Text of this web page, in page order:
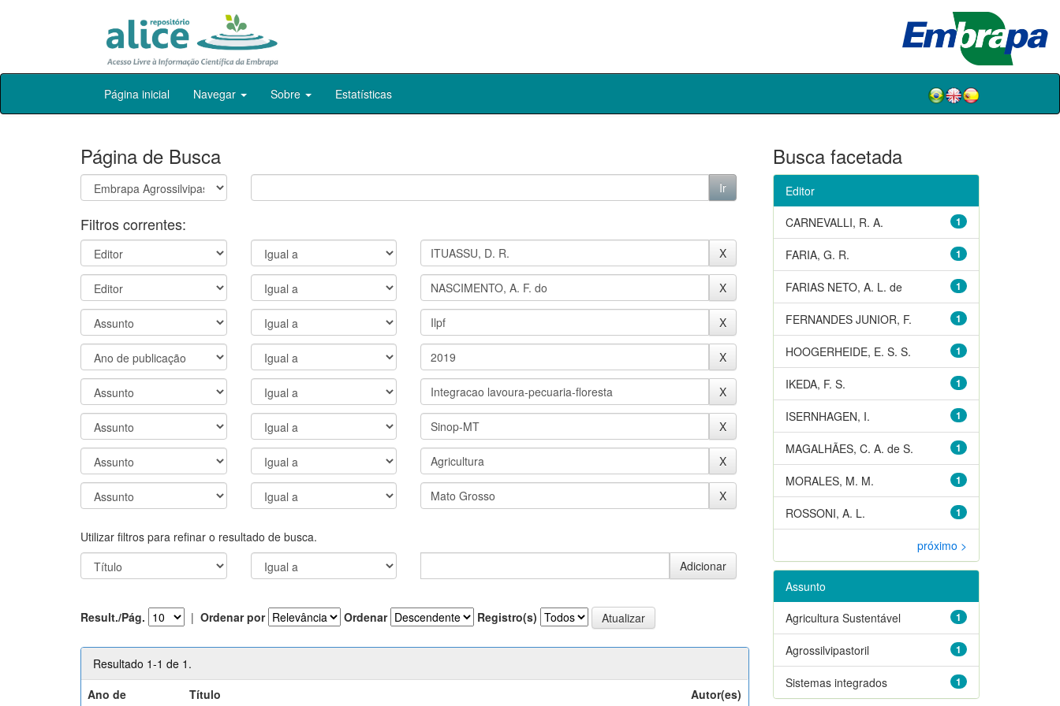
Skip
Página inicial Navegar Sobre Estatísticas
Página de Busca
Filtros correntes:
Utilizar filtros para refinar o resultado de busca.
Result./Pág. | Ordenar por Ordenar Registro(s)
Resultado 1-1 de 1.
Ano de
Título Autor(es)
Busca facetada
Editor
1
CARNEVALLI, R. A.
1
FARIA, G. R.
1
FARIAS NETO, A. L. de
1
FERNANDES JUNIOR, F.
1
HOOGERHEIDE, E. S. S.
1
IKEDA, F. S.
1
ISERNHAGEN, I.
1
MAGALHÃES, C. A. de S.
1
MORALES, M. M.
1
ROSSONI, A. L.
próximo >
Assunto
1
Agricultura Sustentável
1
Agrossilvipastoril
1
Sistemas integrados